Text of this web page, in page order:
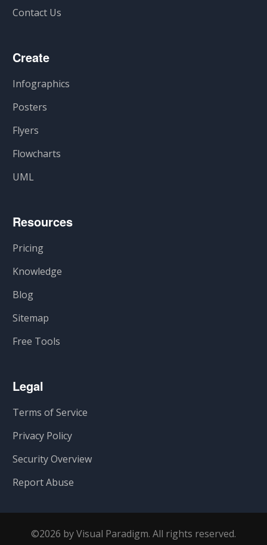
Contact Us
Create
Infographics
Posters
Flyers
Flowcharts
UML
Resources
Pricing
Knowledge
Blog
Sitemap
Free Tools
Legal
Terms of Service
Privacy Policy
Security Overview
Report Abuse
©2026 by Visual Paradigm. All rights reserved.